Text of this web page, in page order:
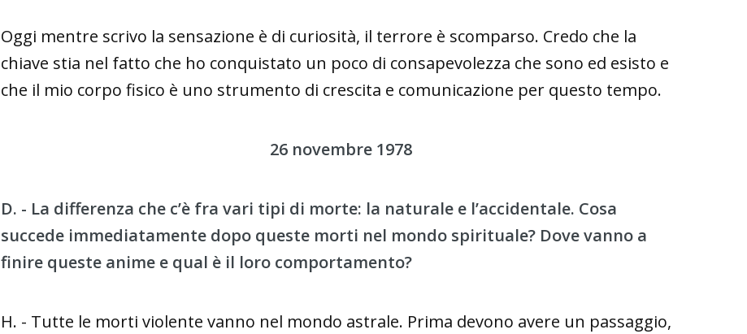
Oggi mentre scrivo la sensazione è di curiosità, il terrore è scomparso. Credo che la
chiave stia nel fatto che ho conquistato un poco di consapevolezza che sono ed esisto e
che il mio corpo fisico è uno strumento di crescita e comunicazione per questo tempo.
26 novembre 1978
D. - La differenza che c’è fra vari tipi di morte: la naturale e l’accidentale. Cosa
succede immediatamente dopo queste morti nel mondo spirituale? Dove vanno a
finire queste anime e qual è il loro comportamento?
H. - Tutte le morti violente vanno nel mondo astrale. Prima devono avere un passaggio,